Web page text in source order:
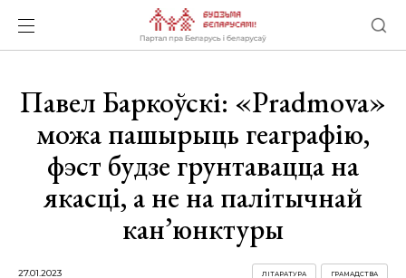
Павел Баркоўскі: «Pradmova»
можа пашырыць геаграфію,
фэст будзе грунтавацца на
якасці, а не на палітычнай
кан’юнктуры
27.01.2023 ГРАМАДСТВА
ЛІТАРАТУРА